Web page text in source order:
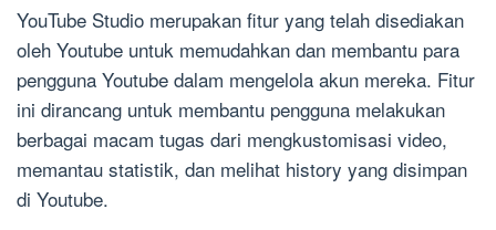
YouTube Studio merupakan fitur yang telah disediakan
oleh Youtube untuk memudahkan dan membantu para
pengguna Youtube dalam mengelola akun mereka. Fitur
ini dirancang untuk membantu pengguna melakukan
berbagai macam tugas dari mengkustomisasi video,
memantau statistik, dan melihat history yang disimpan
di Youtube.